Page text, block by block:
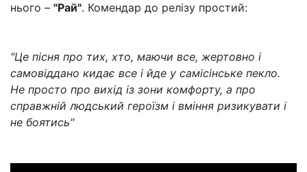
нього – "Рай". Комендар до релізу простий:
"Це пісня про тих, хто, маючи все, жертовно і
самовіддано кидає все і йде у самісінське пекло.
Не просто про вихід із зони комфорту, а про
справжній людський героїзм і вміння ризикувати і
не боятись"